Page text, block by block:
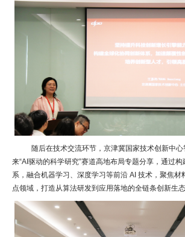
随后在技术交流环节，京津冀国家技术创新中
来“AI驱动的科学研究”赛道高地布局专题分享，通过
系，融合机器学习、深度学习等前沿 AI 技术，聚焦材
点领域，打造从算法研发到应用落地的全链条创新生态